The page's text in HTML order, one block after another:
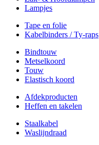
Lampjes
Tape en folie
Kabelbinders / Ty-raps
Bindtouw
Metselkoord
Touw
Elastisch koord
Afdekproducten
Heffen en takelen
Staalkabel
Waslijndraad